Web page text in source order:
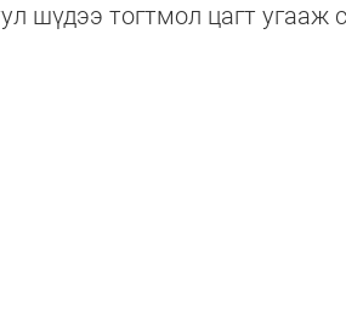
шүдээ тогтмол цагт угааж